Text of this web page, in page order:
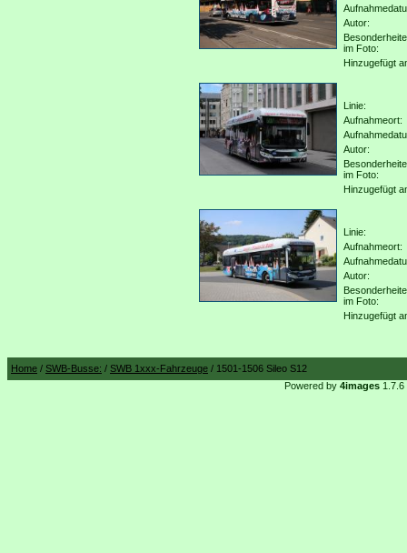
Autor:
im Foto:
Hinzugefügt
Linie:
Aufnahmeort:
Autor:
im Foto:
Hinzugefügt
Linie:
Aufnahmeort:
Autor:
im Foto:
Hinzugefügt
Home / SWB-Busse: / SWB 1xxx-Fahrzeuge / 1501-1506 Sileo S12
Powered by 4images1.7.6